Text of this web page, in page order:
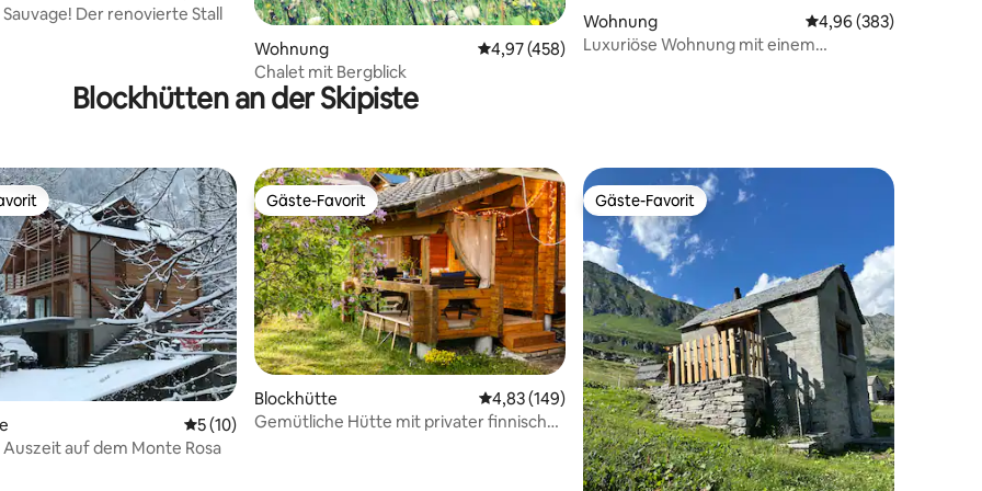
5 von 5, 14 Bewertungen
Sauvage! Der renovierte Stall
Wohnung Durchschnittliche Bewertung: 4,97 von 5, 458 Bewertungen
4,97 (458)
Chalet mit Bergblick
Wohnung Durchschnittliche
4,96 (383)
Luxuriöse Wohnung mit einem
Blockhütten an der Skipiste
5 von 5, 20 Bewertungen
Durchschnittliche Bewertung: 5 von 5, 10 Bewertungen
5 (10)
auf dem Monte Rosa
Gäste-Favorit
Gäste-Favorit
Blockhütte Durchschnittliche Bewertung: 4,83 von 5, 149 Bewertungen
4,83 (149)
Gemütliche Hütte mit privater finnischer
Gäste-Favorit
Gäste-Favorit